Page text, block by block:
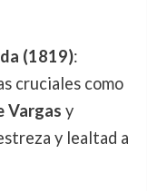
(1819):
cruciales como
Vargas y
y lealtad a